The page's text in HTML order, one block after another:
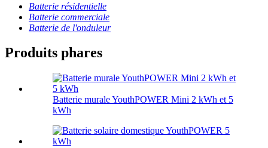
Batterie résidentielle
Batterie commerciale
Batterie de l'onduleur
Produits phares
Batterie murale YouthPOWER Mini 2 kWh et 5
kWh